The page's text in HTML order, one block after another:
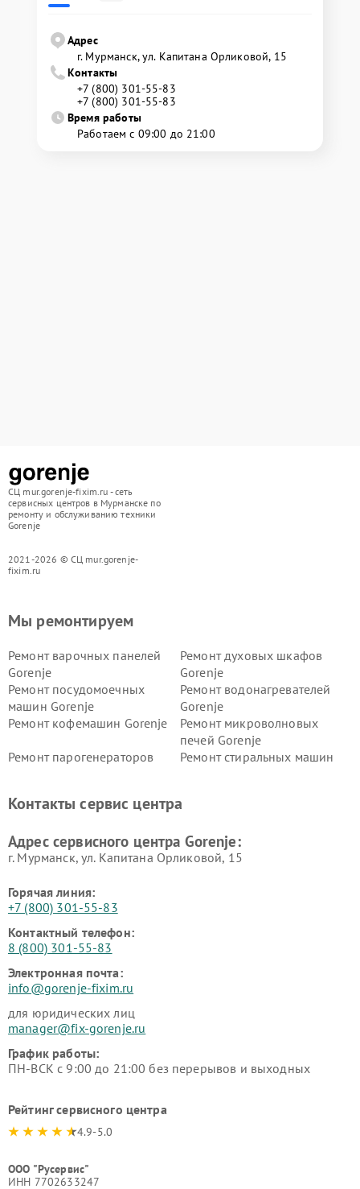
Адрес
г. Мурманск, ул. Капитана Орликовой, 15
Контакты
+7 (800) 301-55-83
+7 (800) 301-55-83
Время работы
Работаем с 09:00 до 21:00
СЦ mur.gorenje-fixim.ru - сеть
сервисных центров в Мурманске по
ремонту и обслуживанию техники
Gorenje
2021-2026 © СЦ mur.gorenje-
fixim.ru
Мы ремонтируем
Ремонт варочных панелей
Gorenje
Ремонт духовых шкафов
Gorenje
Ремонт посудомоечных
машин Gorenje
Ремонт водонагревателей
Gorenje
Ремонт кофемашин Gorenje
Ремонт микроволновых
печей Gorenje
Ремонт парогенераторов
Ремонт стиральных машин
Контакты сервис центра
Адрес сервисного центра Gorenje:
г. Мурманск, ул. Капитана Орликовой, 15
Горячая линия:
+7 (800) 301-55-83
Контактный телефон:
8 (800) 301-55-83
Электронная почта:
info@gorenje-fixim.ru
для юридических лиц
manager@fix-gorenje.ru
График работы:
ПН-ВСК с 9:00 до 21:00 без перерывов и выходных
Рейтинг сервисного центра
4.9-5.0
ООО "Русервис"
ИНН 7702633247